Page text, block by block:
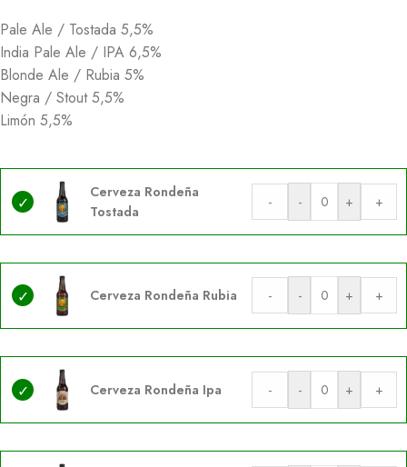
Pale Ale / Tostada 5,5%
India Pale Ale / IPA 6,5%
Blonde Ale / Rubia 5%
Negra / Stout 5,5%
Limón 5,5%
Cerveza Rondeña
Tostada
- - + +
Cerveza Rondeña Rubia - - + +
Cerveza Rondeña Ipa - - + +